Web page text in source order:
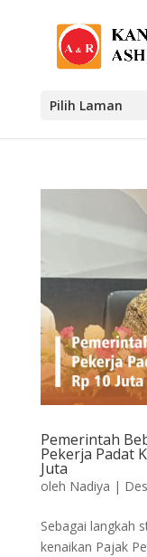
Pilih Laman
Pemerintah
Pekerja Padat
Juta
oleh Nadiya |
Sebagai langkah
kenaikan Pajak